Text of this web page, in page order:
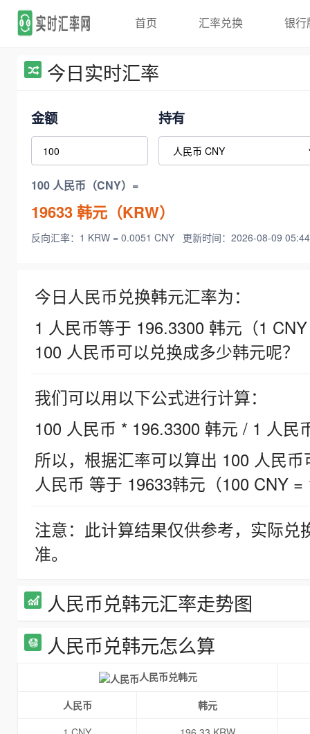
首页 汇率兑换 银行
今日实时汇率
金额 持有
100 人民币（CNY）=
19633韩元（KRW）
反向汇率：1 KRW = 0.0051 CNY 更新时间：2026-08-09
今日人民币兑换韩元汇率为：
1 人民币等于 196.3300 韩元（1
100 人民币可以兑换成多少韩元呢？
我们可以用以下公式进行计算：
100 人民币 * 196.3300 韩元 / 1 人民
所以，根据汇率可以算出 100 人民
人民币 等于 19633韩元（100 CNY =
注意：此计算结果仅供参考，实际
准。
人民币兑韩元汇率走势图
人民币兑韩元怎么算
人民币兑韩元
人民币
韩元